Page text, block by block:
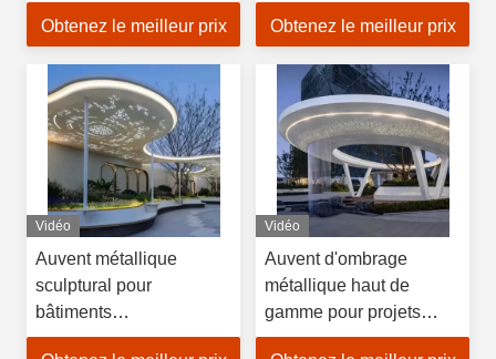
adaptabilité du bâtiment
Obtenez le meilleur prix
jardin en acier
inoxydable résistant aux
main, miroir poli
Obtenez le meilleur prix
Vidéo
Auvent métallique
sculptural pour
bâtiments
gouvernementaux et
Vidéo
Auvent d'ombrage
métallique haut de
gamme pour projets
d'architecture, de jardins,